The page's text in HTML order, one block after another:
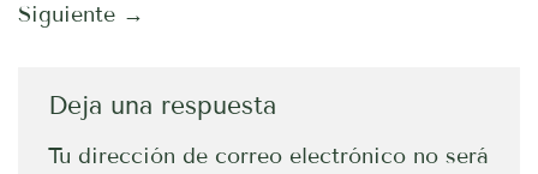
Siguiente →
Deja una respuesta
Tu dirección de correo electrónico no será